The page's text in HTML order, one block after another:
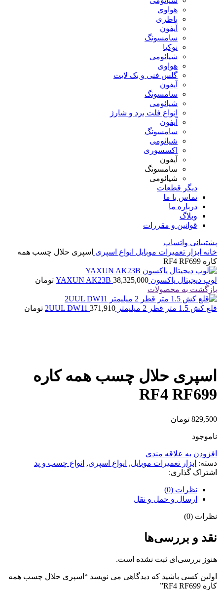
هواوی
باطری
آیفون
سامسونگ
نوکیا
شیائومی
هواوی
گلس فنی و بک لایت
آیفون
سامسونگ
شیائومی
انواع فلت برد و شارژ
آیفون
سامسونگ
شیائومی
اکسسوری
آیفون
سامسونگ
شیائومی
دیگر قطعات
تماس با ما
درباره ما
وبلاگ
قوانین و مقررات
پشتیبانی واتساپ
خانه ابزار تعمیرات موبایل انواع اسپری اسپری حلال چسب همه
کاره RF4 RF699
لوپ دیجیتال یاکسون YAXUN AK23B 38,325,000
تومان
بازگشت به محصولات
قلع کش 1.5 متر قطر 2 میلیمتر 2UUL DW11 371,910
تومان
اسپری حلال چسب همه کاره
RF4 RF699
829,500 تومان
ناموجود
افزودن به علاقه مندی
دسته: ابزار تعمیرات موبایل, انواع اسپری, انواع چسب و پد
اشتراک گذاری:
نظرات (0)
ارسال و حمل و نقل
نظرات (0)
نقد و بررسی‌ها
هنوز بررسی‌ای ثبت نشده است.
اولین کسی باشید که دیدگاهی می نویسد “اسپری حلال چسب همه
کاره RF4 RF699”